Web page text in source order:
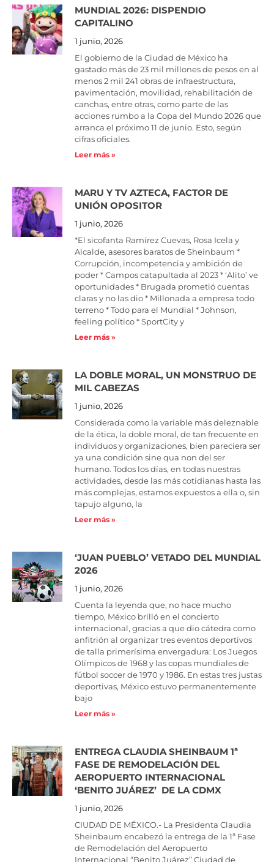
MUNDIAL 2026: DISPENDIO
CAPITALINO
1 junio, 2026
El gobierno de la Ciudad de México ha
gastado más de 23 mil millones de pesos en al
menos 2 mil 241 obras de infraestructura,
pavimentación, movilidad, rehabilitación de
canchas, entre otras, como parte de las
acciones rumbo a la Copa del Mundo 2026 que
arranca el próximo 11 de junio. Esto, según
cifras oficiales.
Leer más »
MARU Y TV AZTECA, FACTOR DE
UNIÓN OPOSITOR
1 junio, 2026
*El sicofanta Ramírez Cuevas, Rosa Icela y
Alcalde, asesores baratos de Sheinbaum *
Corrupción, incompetencia y ambición de
poder * Campos catapultada al 2023 * ‘Alito’ ve
oportunidades * Brugada prometió cuentas
claras y no las dio * Millonada a empresa todo
terreno * Todo para el Mundial * Johnson,
feeling político * SportCity y
Leer más »
LA DOBLE MORAL, UN MONSTRUO DE
MIL CABEZAS
1 junio, 2026
Considerada como la variable más deleznable
de la ética, la doble moral, de tan frecuente en
individuos y organizaciones, bien pareciera ser
ya una condición sine qua non del ser
humano. Todos los días, en todas nuestras
actividades, desde las más cotidianas hasta las
más complejas, estamos expuestos a ella o, sin
tapujo alguno, la
Leer más »
‘JUAN PUEBLO’ VETADO DEL MUNDIAL
2026
1 junio, 2026
Cuenta la leyenda que, no hace mucho
tiempo, México brilló en el concierto
internacional, gracias a que dio cátedra como
anfitrión al organizar tres eventos deportivos
de talla primerísima envergadura: Los Juegos
Olímpicos de 1968 y las copas mundiales de
fútbol soccer de 1970 y 1986. En estas tres justas
deportivas, México estuvo permanentemente
bajo
Leer más »
ENTREGA CLAUDIA SHEINBAUM 1ª
FASE DE REMODELACIÓN DEL
AEROPUERTO INTERNACIONAL
‘BENITO JUÁREZ’ DE LA CDMX
1 junio, 2026
CIUDAD DE MÉXICO.- La Presidenta Claudia
Sheinbaum encabezó la entrega de la 1ª Fase
de Remodelación del Aeropuerto
Internacional “Benito Juárez” Ciudad de